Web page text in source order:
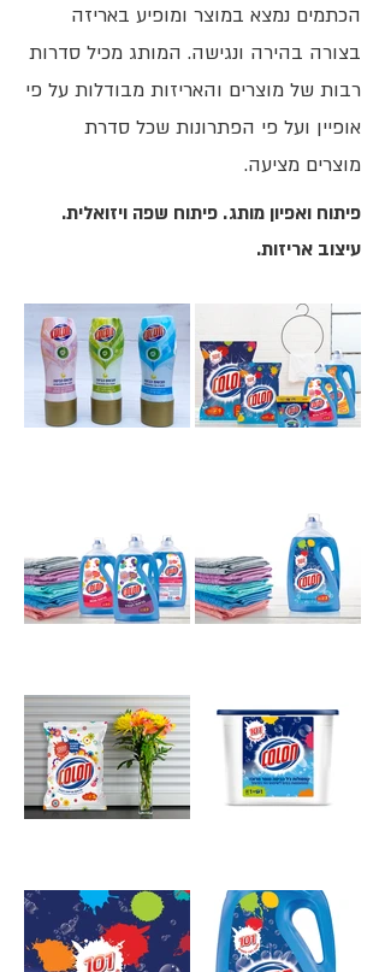
הכתמים נמצא במוצר ומופיע באריזה
בצורה בהירה ונגישה. המותג מכיל סדרות
רבות של מוצרים והאריזות מבודלות על פי
אופיין ועל פי הפתרונות שכל סדרת
מוצרים מציעה.
פיתוח ואפיון מותג. פיתוח שפה ויזואלית.
עיצוב אריזות.